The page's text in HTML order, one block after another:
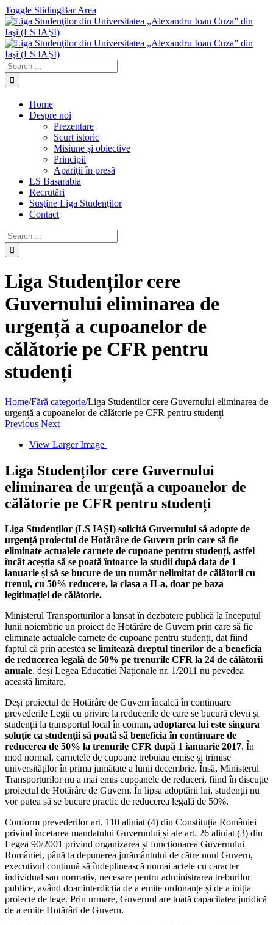
Toggle SlidingBar Area
Home
Despre noi
Prezentare
Scurt istoric
Misiune şi obiective
Principii
Apariţii în presă
LS Basarabia
Recrutări
Susţine Liga Studenților
Contact
Liga Studenților cere
Guvernului eliminarea de
urgență a cupoanelor de
călătorie pe CFR pentru
studenți
Home/Fără categorie/Liga Studenților cere Guvernului eliminarea de
urgență a cupoanelor de călătorie pe CFR pentru studenți
Previous Next
View Larger Image
Liga Studenților cere Guvernului
eliminarea de urgență a cupoanelor de
călătorie pe CFR pentru studenți
Liga Studenților (LS IAȘI) solicită Guvernului să adopte de
urgență proiectul de Hotărâre de Guvern prin care să fie
eliminate actualele carnete de cupoane pentru studenți, astfel
încât aceștia să se poată întoarce la studii după data de 1
ianuarie și să se bucure de un număr nelimitat de călătorii cu
trenul, cu 50% reducere, la clasa a II-a, doar pe baza
legitimației de călătorie.
Ministerul Transporturilor a lansat în dezbatere publică la începutul
lunii noiembrie un proiect de Hotărâre de Guvern prin care să fie
eliminate actualele carnete de cupoane pentru studenți, dat fiind
faptul că prin acestea se limitează dreptul tinerilor de a beneficia
de reducerea legală de 50% pe trenurile CFR la 24 de călătorii
anuale, deși Legea Educației Naționale nr. 1/2011 nu pevedea
această limitare.
Deși proiectul de Hotărâre de Guvern încalcă în continuare
prevederile Legii cu privire la reducerile de care se bucură elevii și
studenții la transportul local în comun, adoptarea lui este singura
soluție ca studenții să poată să beneficia în continuare de
reducerea de 50% la trenurile CFR după 1 ianuarie 2017. În
mod normal, carnetele de cupoane trebuiau emise și trimise
universităților în prima jumătate a lunii decembrie. Însă, Ministerul
Transporturilor nu a mai emis cupoanele de reduceri, fiind în discuție
proiectul de Hotărâre de Guvern. În lipsa adoptării lui, studenții nu
vor putea să se bucure practic de reducerea legală de 50%.
Conform prevederilor art. 110 aliniat (4) din Constituția României
privind încetarea mandatului Guvernului și ale art. 26 aliniat (3) din
Legea 90/2001 privind organizarea și funcționarea Guvernului
României, până la depunerea jurământului de către noul Guvern,
executivul continuă să îndeplinească numai actele cu caracter
individual sau normativ, necesare pentru administrarea treburilor
publice, având doar interdicția de a emite ordonanțe și de a iniția
proiecte de lege. Prin urmare, Guvernul are toată capacitatea juridică
de a emite Hotărâri de Guvern.